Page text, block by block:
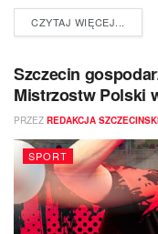
CZYTAJ WIĘCEJ...
Szczecin
Mistrzostw Polski
PRZEZ REDAKCJA
SPORT